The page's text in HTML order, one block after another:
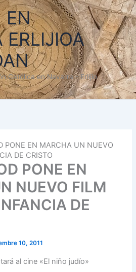
EN
ERLIJIOA
Católica en Navarra - Erlijio
PONE EN MARCHA UN NUEVO
DE CRISTO
PONE EN
NUEVO FILM
DE
10, 2011
al cine «El niño judío»